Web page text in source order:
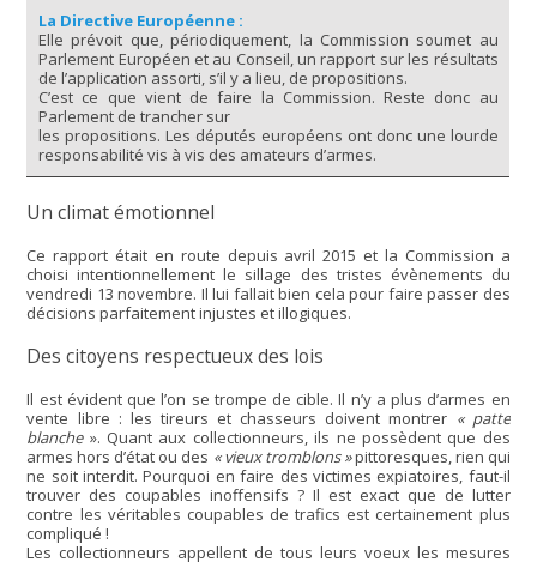
La Directive Européenne :
Elle prévoit que, périodiquement, la Commission soumet au
Parlement Européen et au Conseil, un rapport sur les résultats
de l’application assorti, s’il y a lieu, de propositions.
C’est ce que vient de faire la Commission. Reste donc au
Parlement de trancher sur
les propositions. Les députés européens ont donc une lourde
responsabilité vis à vis des amateurs d’armes.
Un climat émotionnel
Ce rapport était en route depuis avril 2015 et la Commission a
choisi intentionnellement le sillage des tristes évènements du
vendredi 13 novembre. Il lui fallait bien cela pour faire passer des
décisions parfaitement injustes et illogiques.
Des citoyens respectueux des lois
Il est évident que l’on se trompe de cible. Il n’y a plus d’armes en
vente libre : les tireurs et chasseurs doivent montrer « patte
blanche». Quant aux collectionneurs, ils ne possèdent que des
armes hors d’état ou des « vieux tromblons »pittoresques, rien qui
ne soit interdit. Pourquoi en faire des victimes expiatoires, faut-il
trouver des coupables inoffensifs ? Il est exact que de lutter
contre les véritables coupables de trafics est certainement plus
compliqué !
Les collectionneurs appellent de tous leurs voeux les mesures